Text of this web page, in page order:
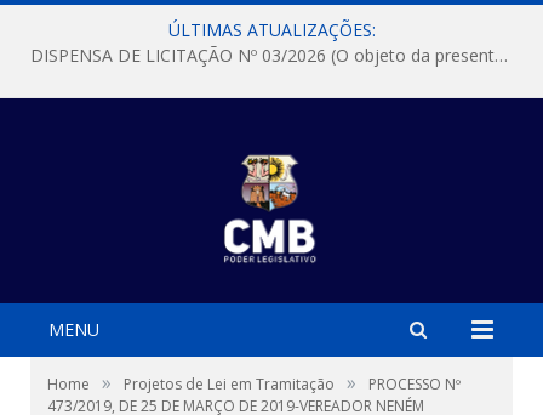
ÚLTIMAS ATUALIZAÇÕES:
DISPENSA DE LICITAÇÃO Nº 03/2026 (O objeto da presente dispensa é a escolha da proposta mais vantajosa para a aquisição, de aparelhos de ar condicionado, tipo Split, com material de instalação e fogão industrial, conforme condições, quantidades e exigências estabelecidas no termo de referencia e neste aviso de contratação direta e seus anexos)
MENU
Home » Projetos de Lei em Tramitação »
PROCESSO Nº
473/2019, DE 25 DE MARÇO DE 2019-VEREADOR NENÉM